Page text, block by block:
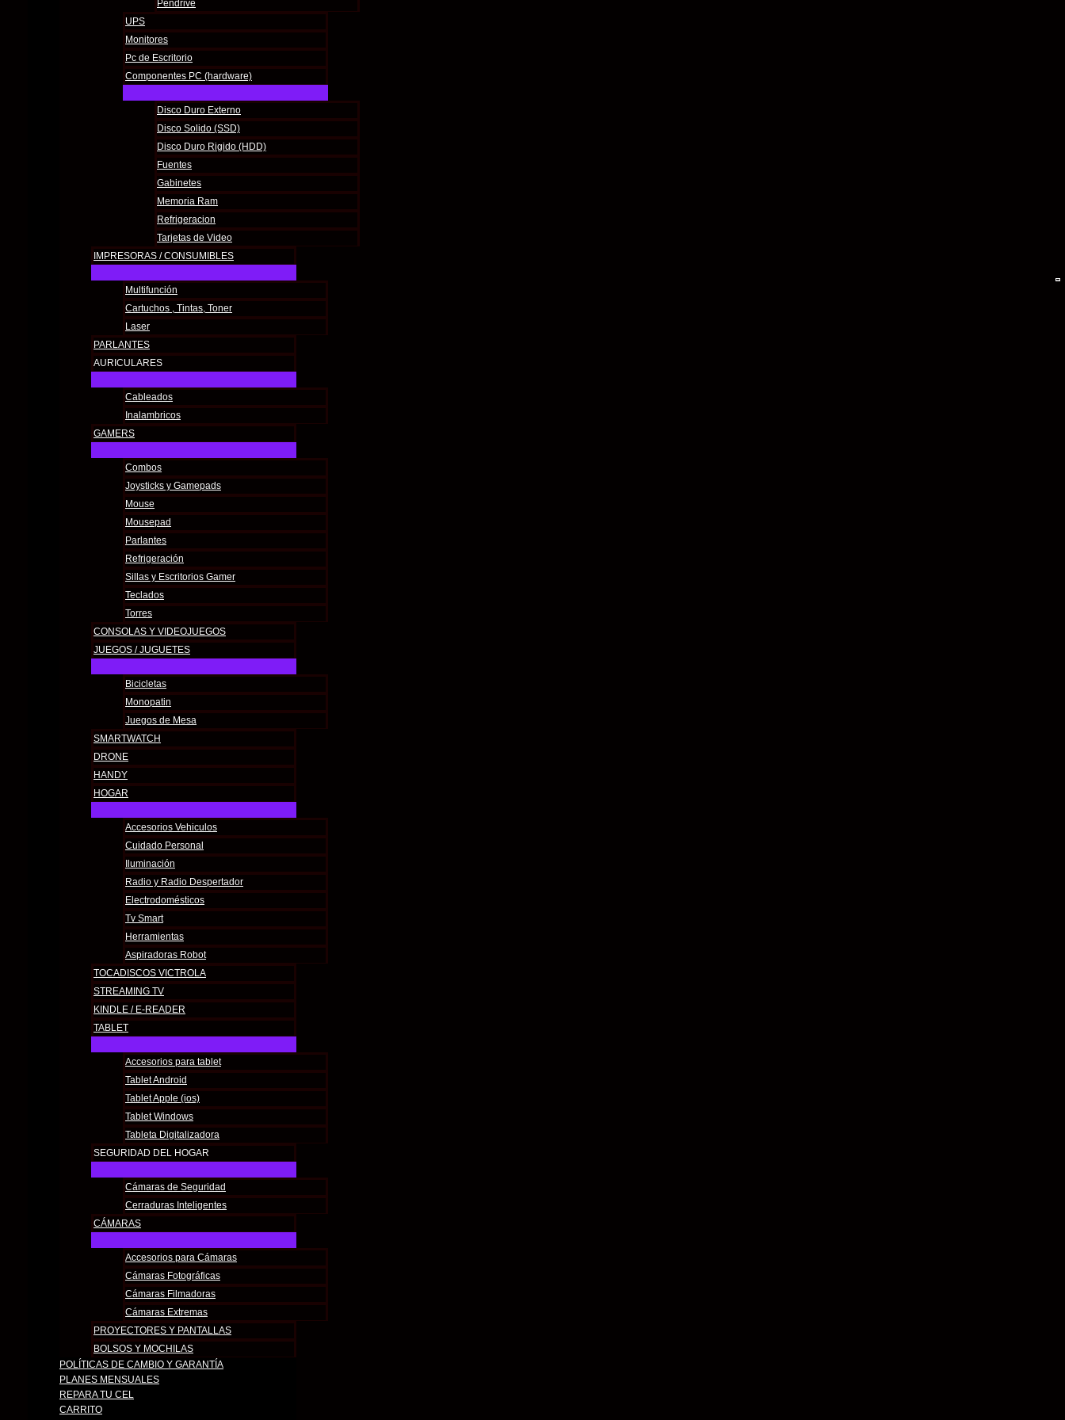
Pendrive
UPS
Monitores
Pc de Escritorio
Componentes PC (hardware)
Disco Duro Externo
Disco Solido (SSD)
Disco Duro Rigido (HDD)
Fuentes
Gabinetes
Memoria Ram
Refrigeracion
Tarjetas de Video
IMPRESORAS / CONSUMIBLES
Multifunción
Cartuchos , Tintas, Toner
Laser
PARLANTES
AURICULARES
Cableados
Inalambricos
GAMERS
Combos
Joysticks y Gamepads
Mouse
Mousepad
Parlantes
Refrigeración
Sillas y Escritorios Gamer
Teclados
Torres
CONSOLAS Y VIDEOJUEGOS
JUEGOS / JUGUETES
Bicicletas
Monopatin
Juegos de Mesa
SMARTWATCH
DRONE
HANDY
HOGAR
Accesorios Vehiculos
Cuidado Personal
Iluminación
Radio y Radio Despertador
Electrodomésticos
Tv Smart
Herramientas
Aspiradoras Robot
TOCADISCOS VICTROLA
STREAMING TV
KINDLE / E-READER
TABLET
Accesorios para tablet
Tablet Android
Tablet Apple (ios)
Tablet Windows
Tableta Digitalizadora
SEGURIDAD DEL HOGAR
Cámaras de Seguridad
Cerraduras Inteligentes
CÁMARAS
Accesorios para Cámaras
Cámaras Fotográficas
Cámaras Filmadoras
Cámaras Extremas
PROYECTORES Y PANTALLAS
BOLSOS Y MOCHILAS
POLÍTICAS DE CAMBIO Y GARANTÍA​
PLANES MENSUALES
REPARA TU CEL
CARRITO